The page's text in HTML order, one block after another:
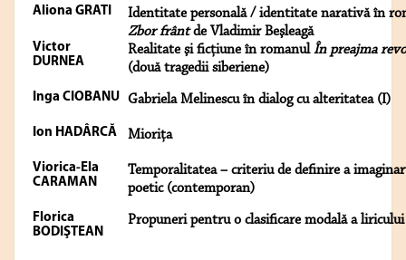
Aliona GRATI
Identitate personală / identitate narativă în
Zbor frântde Vladimir Beşleagă
Victor
DURNEA
Realitate şi ficţiune în romanulÎn preajma
(două tragedii siberiene)
Inga CIOBANU Gabriela Melinescu în dialog cu alteritatea (I)
Ion HADÂRCĂ Mioriţa
Viorica-Ela
CARAMAN
Temporalitatea – criteriu de definire a
poetic (contemporan)
Florica
BODIŞTEAN
Propuneri pentru o clasificare modală a liricului